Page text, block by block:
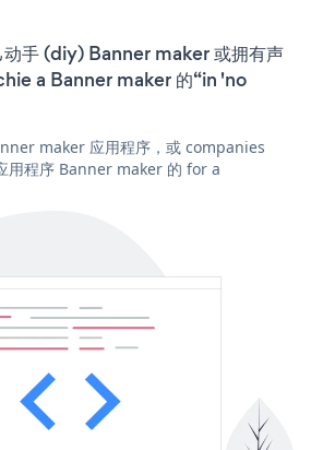
手 (diy) Banner maker 或拥有声
a Banner maker 的“in 'no
maker 应用程序，或 companies
用程序 Banner maker 的 for a